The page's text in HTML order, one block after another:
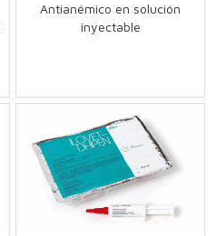
Antianémico en solución
inyectable